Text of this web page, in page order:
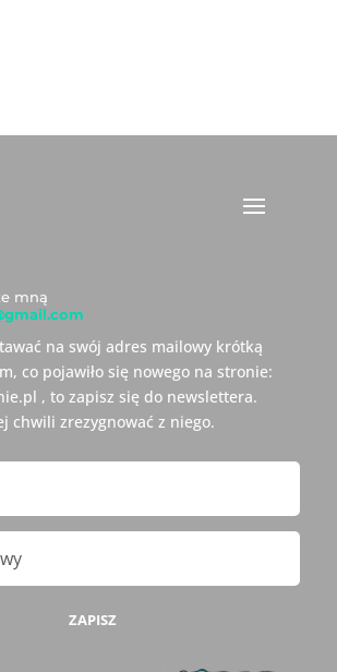
mną
na swój adres mailowy krótką
co pojawiło się nowego na stronie:
, to zapisz się do newslettera.
chwili zrezygnować z niego.
ZAPISZ